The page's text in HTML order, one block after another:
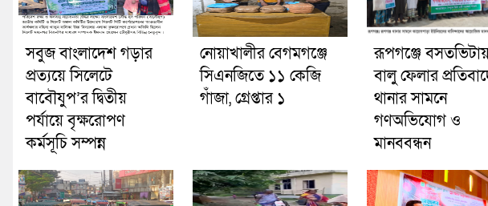
সবুজ বাংলাদেশ গড়ার
প্রত্যয়ে সিলেটে
বাবৌযুপ’র দ্বিতীয়
পর্যায়ে বৃক্ষরোপণ
কর্মসূচি সম্পন্ন
নোয়াখালীর বেগমগঞ্জে
সিএনজিতে ১১ কেজি
গাঁজা, গ্রেপ্তার ১
রূপগঞ্জে
বালু ফেলার
থানার সামনে
গণঅভিযোগ ও
মানববন্ধন